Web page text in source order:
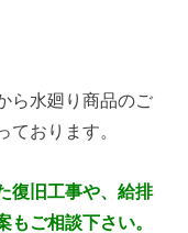
ら水廻り商品のご
おります。
復旧工事や、給排
ご相談下さい。